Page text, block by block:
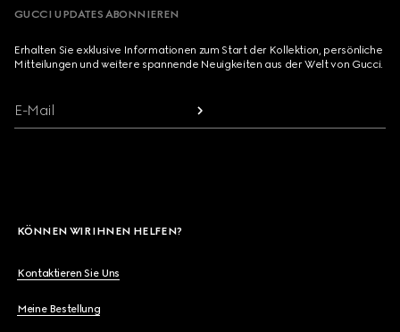
GUCCI UPDATES ABONNIEREN
Erhalten Sie exklusive Informationen zum Start der Kollektion, persönliche
Mitteilungen und weitere spannende Neuigkeiten aus der Welt von Gucci.
E-Mail
KÖNNEN WIR IHNEN HELFEN?
Kontaktieren Sie Uns
Meine Bestellung